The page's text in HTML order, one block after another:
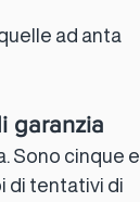
ad anta
garanzia
Sono cinque e
di tentativi di